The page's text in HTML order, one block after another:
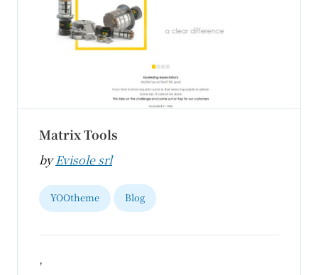
Matrix Tools
byEvisole srl
YOOtheme Blog
,